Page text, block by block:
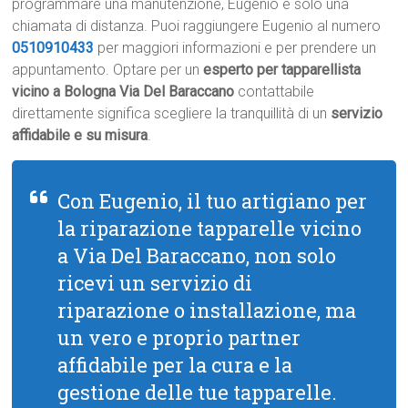
programmare una manutenzione, Eugenio è solo una
chiamata di distanza. Puoi raggiungere Eugenio al numero
0510910433 per maggiori informazioni e per prendere un
appuntamento. Optare per unesperto per tapparellista
vicino a Bologna Via Del Baraccano contattabile
direttamente significa scegliere la tranquillità di un servizio
affidabile e su misura.
Con Eugenio, il tuo artigiano per
la riparazione tapparelle vicino
a Via Del Baraccano, non solo
ricevi un servizio di
riparazione o installazione, ma
un vero e proprio partner
affidabile per la cura e la
gestione delle tue tapparelle.